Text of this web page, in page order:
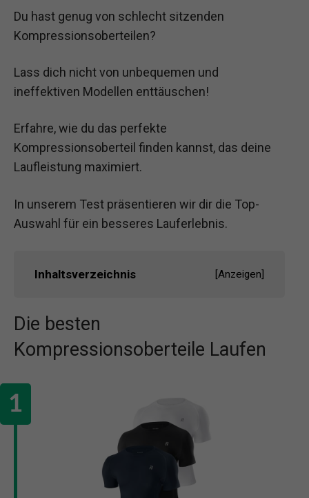
Du hast genug von schlecht sitzenden
Kompressionsoberteilen?
Lass dich nicht von unbequemen und
ineffektiven Modellen enttäuschen!
Erfahre, wie du das perfekte
Kompressionsoberteil finden kannst, das deine
Laufleistung maximiert.
In unserem Test präsentieren wir dir die Top-
Auswahl für ein besseres Lauferlebnis.
Inhaltsverzeichnis [Anzeigen]
Die besten
Kompressionsoberteile Laufen